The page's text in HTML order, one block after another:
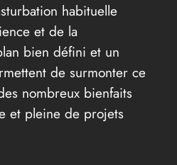
habituelle
et de la
bien défini et un
de surmonter ce
nombreux bienfaits
et pleine de projets